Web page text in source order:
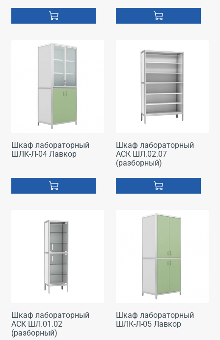
Шкаф лабораторный
ШЛК-Л-04 Лавкор
Шкаф лабораторный
АСК ШЛ.02.07
(разборный)
Шкаф лабораторный
АСК ШЛ.01.02
(разборный)
Шкаф лабораторный
ШЛК-Л-05 Лавкор